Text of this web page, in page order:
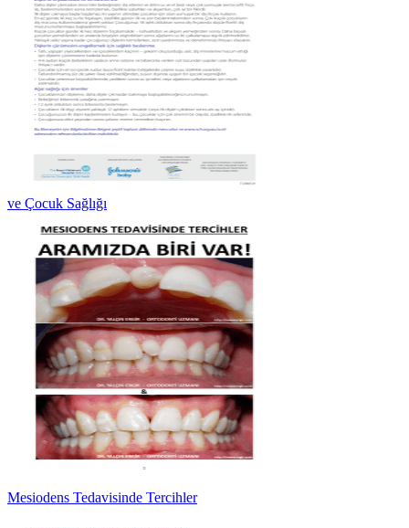
ve Çocuk Sağlığı
Mesiodens Tedavisinde Tercihler